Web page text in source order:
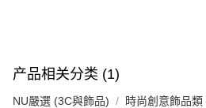
产品相关分类 (1)
NU嚴選 (3C與飾品) 時尚創意飾品